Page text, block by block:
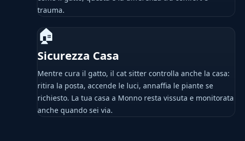
trauma.
🏠
Sicurezza Casa
Mentre cura il gatto, il cat sitter controlla anche la casa:
ritira la posta, accende le luci, annaffia le piante se
richiesto. La tua casa a Monno resta vissuta e monitorata
anche quando sei via.